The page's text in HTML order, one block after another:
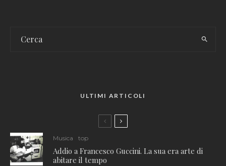
ULTIMI ARTICOLI
Musica top
Addio a Francesco Guccini. La sua era arte di
abitare il tempo